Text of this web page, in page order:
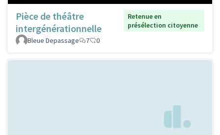
Pièce de théâtre
intergénérationnelle
Retenue en
présélection citoyenne
Bleue Depassage
7 0